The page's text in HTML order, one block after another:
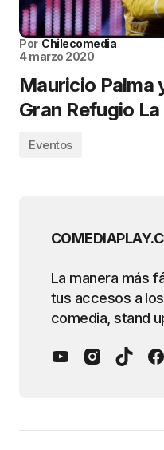
Por Chilecomedia
4 marzo 2020
Mauricio Palma
Gran Refugio La
Eventos
La manera más
tus accesos a
comedia, stand